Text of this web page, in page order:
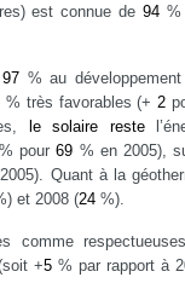
est connue de94 %
97 % au
% très favorables (+2
le solaire reste
pour69 % en 2005),
Quant à la
et 2008 (24 %).
comme
+5% par rapport à